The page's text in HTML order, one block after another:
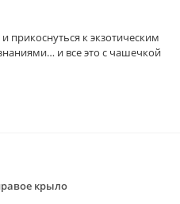
к экзотическим
и все это с чашечкой
крыло